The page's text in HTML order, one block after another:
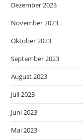
Dezember 2023
November 2023
Oktober 2023
September 2023
August 2023
Juli 2023
Juni 2023
Mai 2023